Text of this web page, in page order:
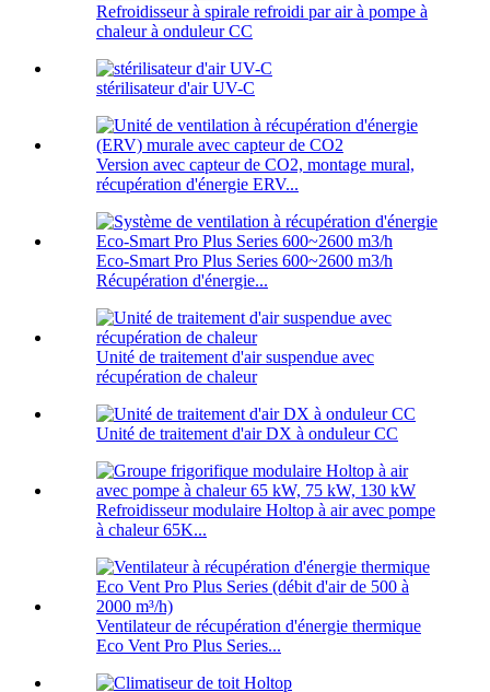
Refroidisseur à spirale refroidi par air à pompe à
chaleur à onduleur CC
stérilisateur d'air UV-C
Version avec capteur de CO2, montage mural,
récupération d'énergie ERV...
Eco-Smart Pro Plus Series 600~2600 m3/h
Récupération d'énergie...
Unité de traitement d'air suspendue avec
récupération de chaleur
Unité de traitement d'air DX à onduleur CC
Refroidisseur modulaire Holtop à air avec pompe
à chaleur 65K...
Ventilateur de récupération d'énergie thermique
Eco Vent Pro Plus Series...